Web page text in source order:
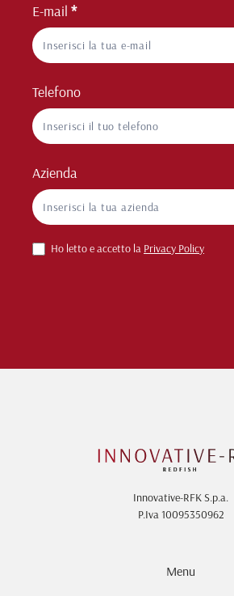
E-mail *
Telefono
Azienda
Ho letto e accetto la Privacy Policy
Innovative-RFK S.p.a.
P.Iva 10095350962
Menu